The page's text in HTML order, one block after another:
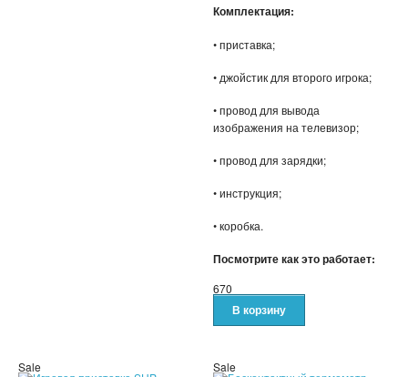
Комплектация:
• приставка;
• джойстик для второго игрока;
• провод для вывода
изображения на телевизор;
• провод для зарядки;
• инструкция;
• коробка.
Посмотрите как это работает:
670
Sale Sale